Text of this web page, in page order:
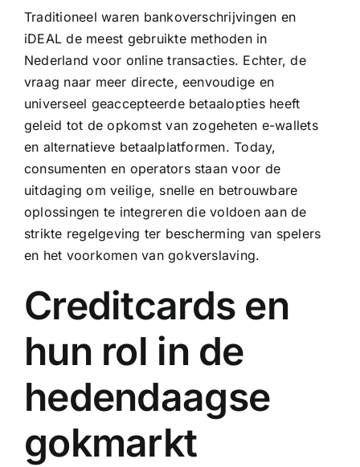
Traditioneel waren bankoverschrijvingen en
iDEAL de meest gebruikte methoden in
Nederland voor online transacties. Echter, de
vraag naar meer directe, eenvoudige en
universeel geaccepteerde betaalopties heeft
geleid tot de opkomst van zogeheten e-wallets
en alternatieve betaalplatformen. Today,
consumenten en operators staan voor de
uitdaging om veilige, snelle en betrouwbare
oplossingen te integreren die voldoen aan de
strikte regelgeving ter bescherming van spelers
en het voorkomen van gokverslaving.
Creditcards en
hun rol in de
hedendaagse
gokmarkt